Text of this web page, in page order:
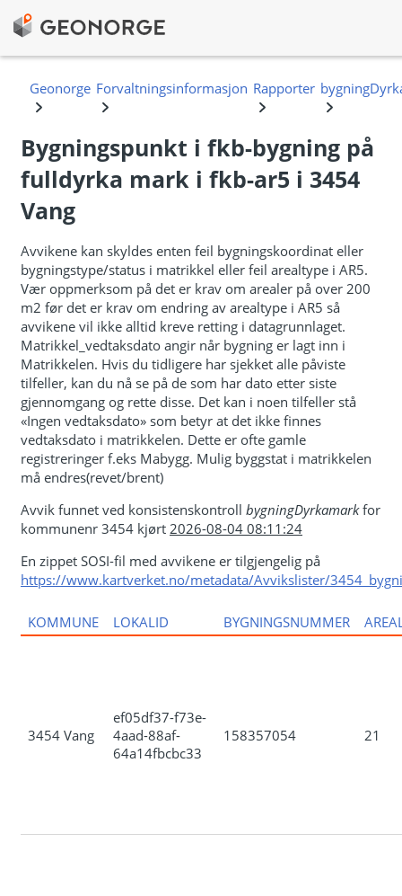
Bygningspunkt i fkb-bygning på
fulldyrka mark i fkb-ar5 i 3454
Vang
Avvikene kan skyldes enten feil bygningskoordinat eller
bygningstype/status i matrikkel eller feil arealtype i AR5.
Vær oppmerksom på det er krav om arealer på over 200
m2 før det er krav om endring av arealtype i AR5 så
avvikene vil ikke alltid kreve retting i datagrunnlaget.
Matrikkel_vedtaksdato angir når bygning er lagt inn i
Matrikkelen. Hvis du tidligere har sjekket alle påviste
tilfeller, kan du nå se på de som har dato etter siste
gjennomgang og rette disse. Det kan i noen tilfeller stå
«Ingen vedtaksdato» som betyr at det ikke finnes
vedtaksdato i matrikkelen. Dette er ofte gamle
registreringer f.eks Mabygg. Mulig byggstat i matrikkelen
må endres(revet/brent)
Avvik funnet ved konsistenskontroll bygningDyrkamarkfor
kommunenr 3454 kjørt 2026-08-04 08:11:24
En zippet SOSI-fil med avvikene er tilgjengelig på
https://www.kartverket.no/metadata/Avvikslister/
KOMMUNE LOKALID BYGNINGSNUMMER
3454 Vang
ef05df37-f73e-
4aad-88af-
64a14fbcbc33
158357054 21